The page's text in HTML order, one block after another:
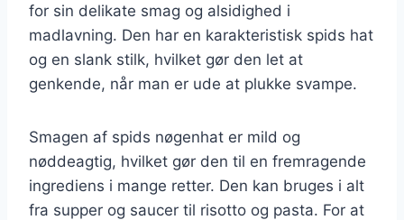
for sin delikate smag og alsidighed i
madlavning. Den har en karakteristisk spids hat
og en slank stilk, hvilket gør den let at
genkende, når man er ude at plukke svampe.
Smagen af spids nøgenhat er mild og
nøddeagtig, hvilket gør den til en fremragende
ingrediens i mange retter. Den kan bruges i alt
fra supper og saucer til risotto og pasta. For at